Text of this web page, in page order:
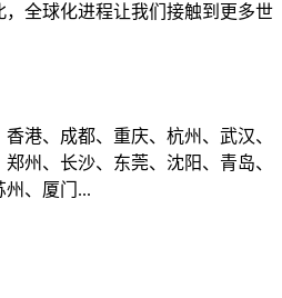
全球化进程让我们接触到更多世
港、成都、重庆、杭州、武汉、
州、长沙、东莞、沈阳、青岛、
州、厦门...